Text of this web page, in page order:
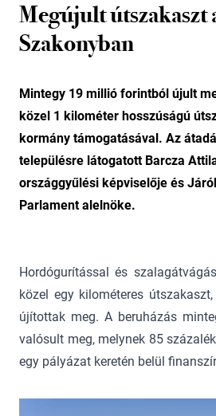
Megújult útszakaszt
Szakonyban
Mintegy 19 millió forintból újult
közel 1 kilométer hosszúságú
kormány támogatásával. Az
településre látogatott Barcza
országgyűlési képviselője és
Parlament alelnöke.
Hordógurítással és
közel egy kilométeres
újítottak meg. A beruházás
valósult meg, melynek 85
egy pályázat keretén belül